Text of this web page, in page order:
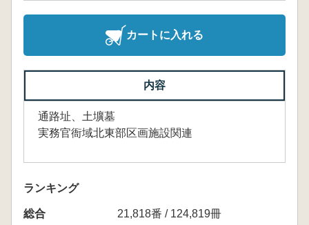
カートに入れる
内容
通路址、土壙墓
実務官衙域北東部区画施設関連
ランキング
総合
21,818番 / 124,819冊